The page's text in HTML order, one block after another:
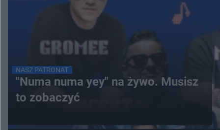
NASZ PATRONAT
"Numa numa yey" na żywo. Musisz
to zobaczyć